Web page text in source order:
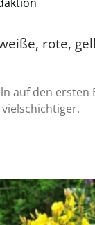
rote,
auf den ersten